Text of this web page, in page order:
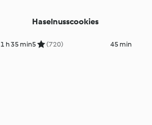
1 h 35 min
Haselnusscookies
5 (720) 45 min